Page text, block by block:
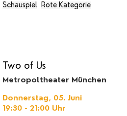
Schauspiel Rote Kategorie
Two of Us
Metropoltheater München
Donnerstag, 05. Juni
19:30 - 21:00 Uhr